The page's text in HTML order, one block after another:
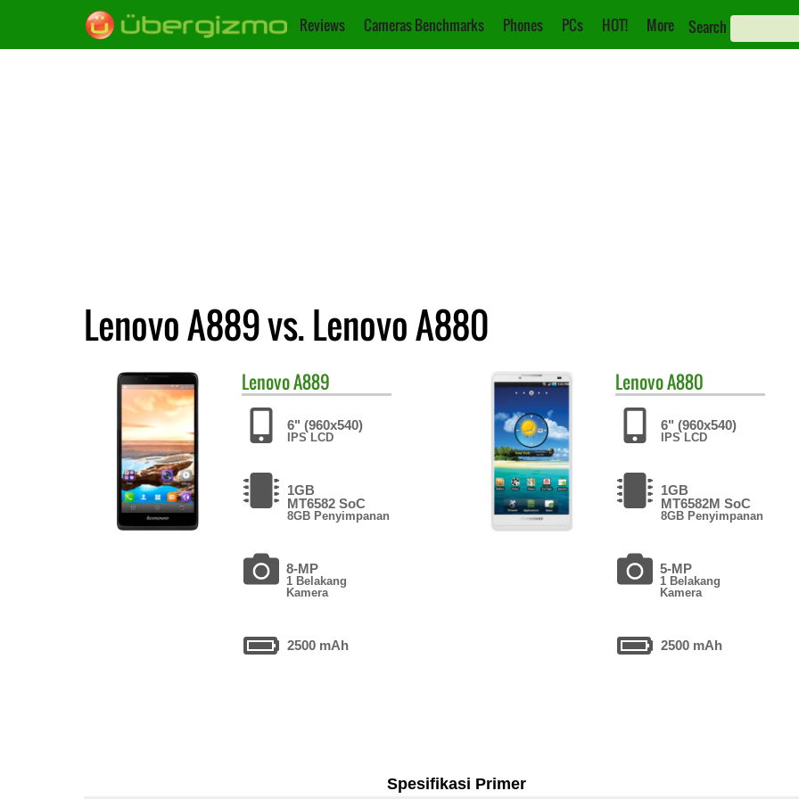
Reviews Cameras Benchmarks Phones PCs HOT! More Search
Lenovo A889 vs. Lenovo A880
LenovoA889
6" (960x540)
IPS LCD
1GB
MT6582 SoC
8GB Penyimpanan
8-MP
1 Belakang
Kamera
2500 mAh
LenovoA880
6" (960x540)
IPS LCD
1GB
MT6582M SoC
8GB Penyimpanan
5-MP
1 Belakang
Kamera
2500 mAh
Spesifikasi Primer